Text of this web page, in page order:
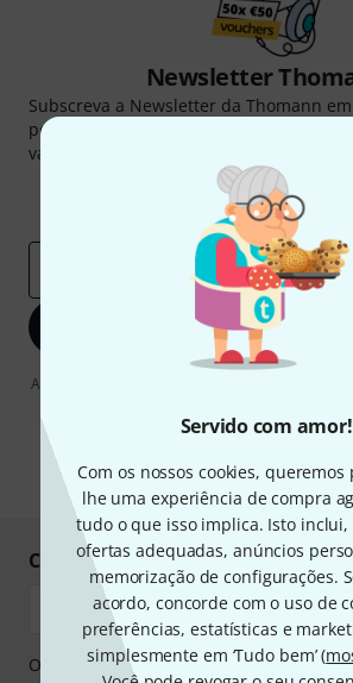
Servido com amor!
Com os nossos cookies,
lhe uma experiência de compra
tudo o que isso implica. Isto
ofertas adequadas, anúncios
memorização de configurações.
acordo, concorde com o uso de
preferências, estatísticas e
simplesmente em ‘Tudo bem’ (
Newsletter
Subscreva a Newsletter da Thomann
pouco de sorte você poderá ganhar um
valor de
Contribuições inspiradoras
Insights da Thomann
Endereço de e-mail
Inscreva-se agora
Ao clicar em "Inscreva-se agora", concordo em
encontrar mais informações sobre a
* Requeridos
Compre e pague em segurança
O pagamento pode ser feito de forma